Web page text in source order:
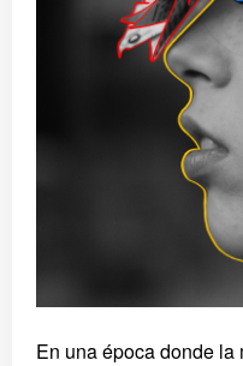
En una época donde